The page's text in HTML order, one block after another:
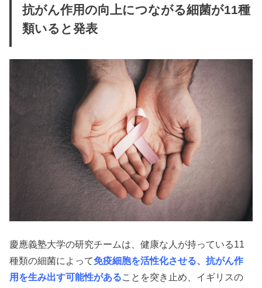
抗がん作用の向上につながる細菌が11種
類いると発表
慶應義塾大学の研究チームは、健康な人が持っている11
種類の細菌によって免疫細胞を活性化させる、抗がん作
用を生み出す可能性があることを突き止め、イギリスの